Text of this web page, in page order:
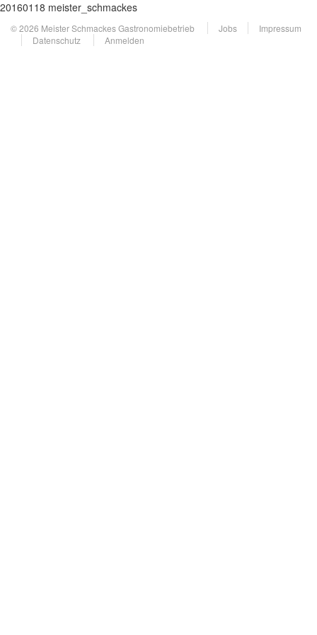
20160118 meister_schmackes
© 2026 Meister Schmackes Gastronomiebetrieb Jobs
Impressum
Datenschutz
Anmelden